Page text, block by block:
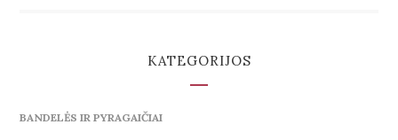
KATEGORIJOS
BANDELĖS IR PYRAGAIČIAI